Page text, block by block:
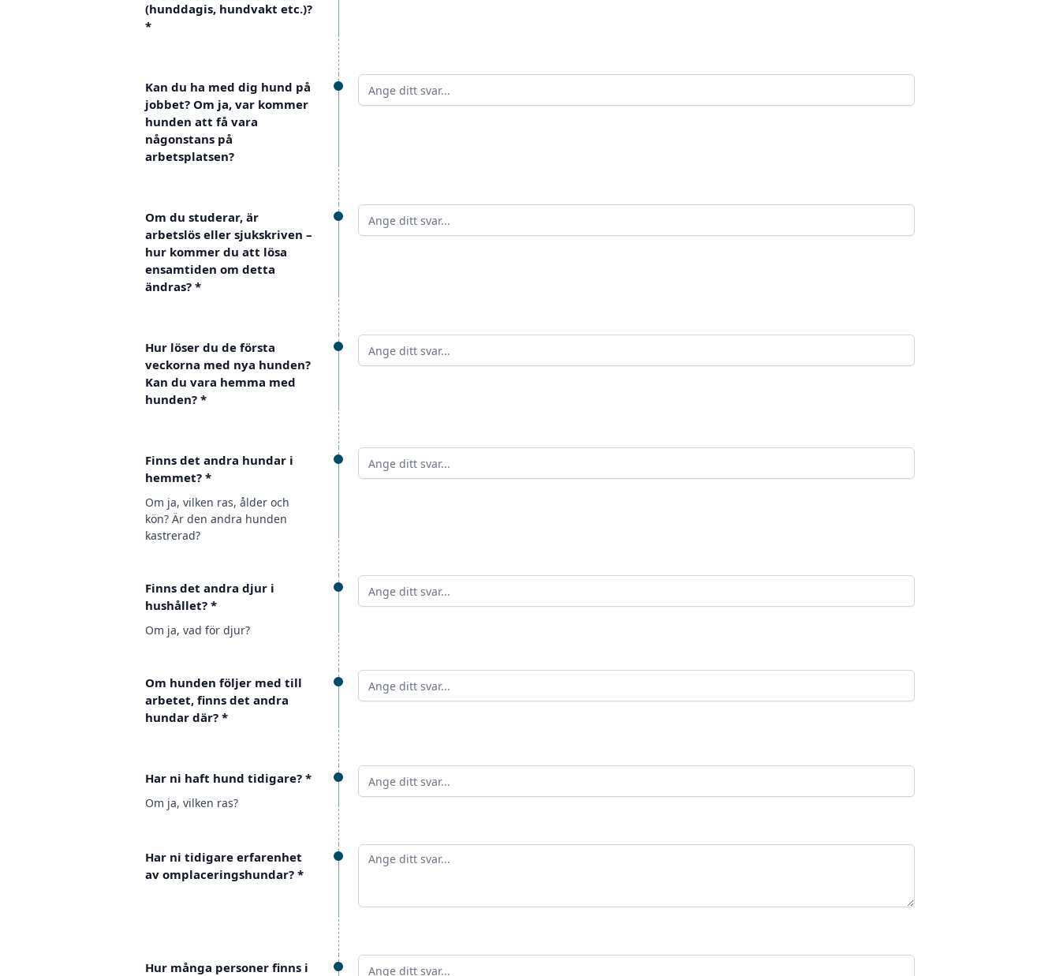
(hunddagis, hundvakt etc.)?
*
Kan du ha med dig hund på
jobbet? Om ja, var kommer
hunden att få vara
någonstans på
arbetsplatsen?
Om du studerar, är
arbetslös eller sjukskriven –
hur kommer du att lösa
ensamtiden om detta
ändras? *
Hur löser du de första
veckorna med nya hunden?
Kan du vara hemma med
hunden? *
Finns det andra hundar i
hemmet? *
Om ja, vilken ras, ålder och
kön? Är den andra hunden
kastrerad?
Finns det andra djur i
hushållet? *
Om ja, vad för djur?
Om hunden följer med till
arbetet, finns det andra
hundar där? *
Har ni haft hund tidigare? *
Om ja, vilken ras?
Har ni tidigare erfarenhet
av omplaceringshundar? *
Hur många personer finns i